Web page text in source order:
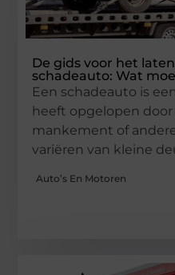
De gids voor het
schadeauto: Wat
Een schadeauto is
heeft opgelopen
mankement of
variëren van kleine
Auto’s En Motoren